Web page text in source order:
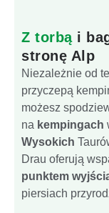
Z torbąi
stronę Alp
Niezależnie od
przyczepą
możesz
na kempingach
Wysokich
Drau oferują
punktem
piersiach